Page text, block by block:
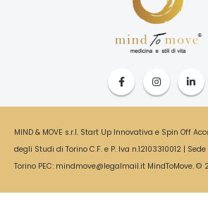
MIND & MOVE s.r.l. Start Up Innovativa e Spin Off
degli Studi di Torino C.F. e P. Iva n.12103310012 |
Torino PEC: mindmove@legalmail.it MindToMove. ©